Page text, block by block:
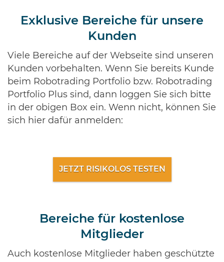
Exklusive Bereiche für unsere
Kunden
Viele Bereiche auf der Webseite sind unseren
Kunden vorbehalten. Wenn Sie bereits Kunde
beim Robotrading Portfolio bzw. Robotrading
Portfolio Plus sind, dann loggen Sie sich bitte
in der obigen Box ein. Wenn nicht, können Sie
sich hier dafür anmelden:
JETZT RISIKOLOS TESTEN
Bereiche für kostenlose
Mitglieder
Auch kostenlose Mitglieder haben geschützte